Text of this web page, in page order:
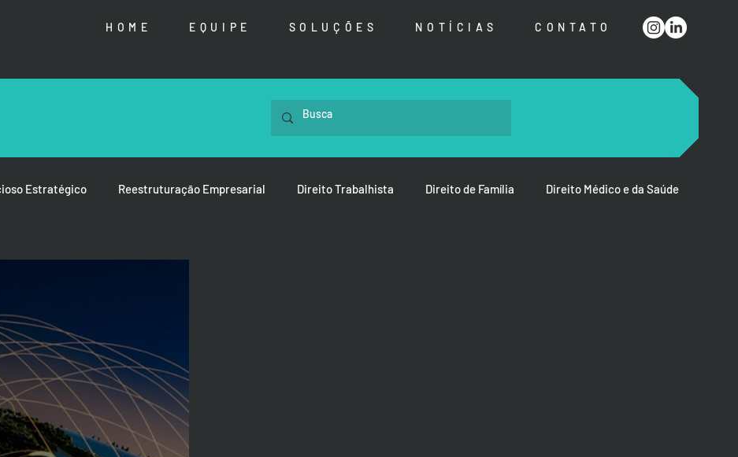
HOME EQUIPE SOLUÇÕES NOTÍCIAS CONTATO
Estratégico Reestruturação Empresarial Direito Trabalhista Direito de Família Direito Médico e da Saúde